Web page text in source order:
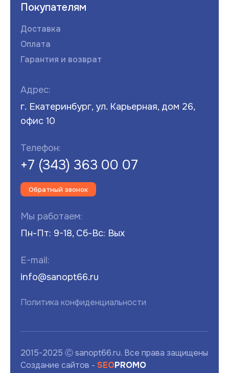
Покупателям
Доставка
Оплата
Гарантия и возврат
Адрес:
г. Екатеринбург, ул. Карьерная, дом 26,
офис 10
Телефон:
+7 (343) 363 00 07
Обратный звонок
Мы работаем:
Пн-Пт: 9-18, Сб-Вс: Вых
E-mail:
info@sanopt66.ru
Политика конфиденциальности
2015-2025 Ⓒ sanopt66.ru. Все права защищены
Создание сайтов - SEOPROMO